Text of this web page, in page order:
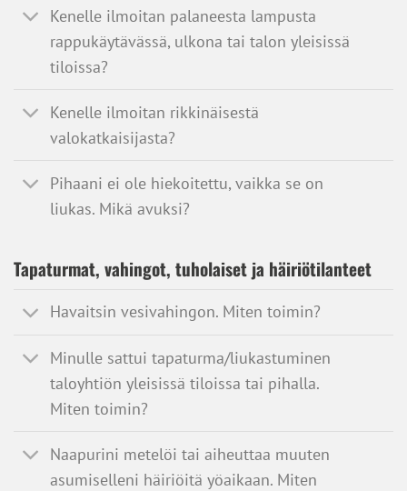
Kenelle ilmoitan palaneesta lampusta
rappukäytävässä, ulkona tai talon yleisissä
tiloissa?
Kenelle ilmoitan rikkinäisestä
valokatkaisijasta?
Pihaani ei ole hiekoitettu, vaikka se on
liukas. Mikä avuksi?
Tapaturmat, vahingot, tuholaiset ja häiriötilanteet
Havaitsin vesivahingon. Miten toimin?
Minulle sattui tapaturma/liukastuminen
taloyhtiön yleisissä tiloissa tai pihalla.
Miten toimin?
Naapurini metelöi tai aiheuttaa muuten
asumiselleni häiriöitä yöaikaan. Miten